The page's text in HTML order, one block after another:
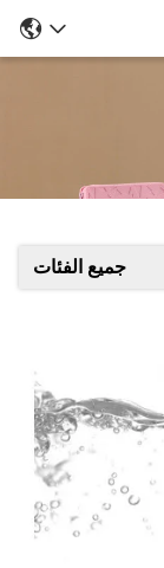
جميع الفئات